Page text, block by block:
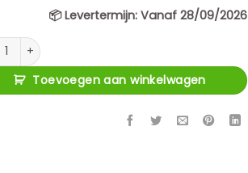
📦Levertermijn: Vanaf 28/09/2026
Russo ash brown 4-doors aantal
Toevoegen aan winkelwagen